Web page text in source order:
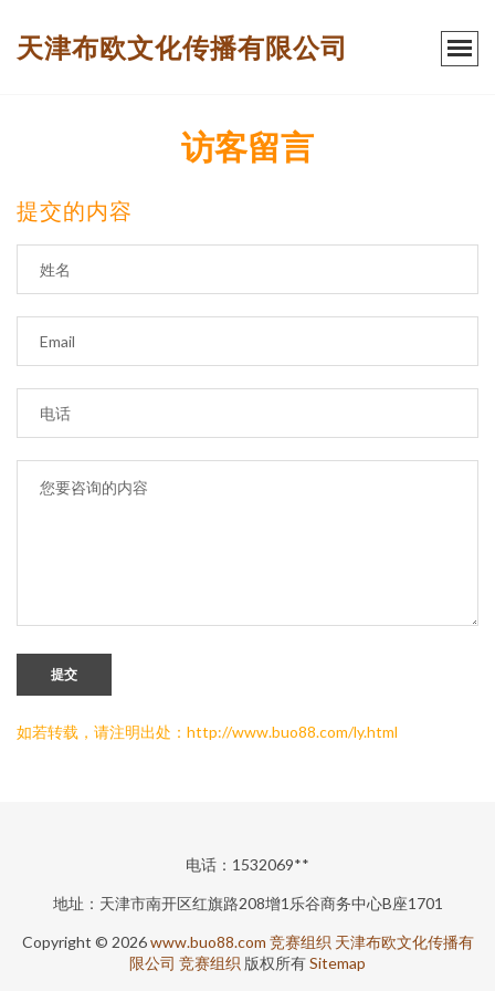
天津布欧文化传播有限公司
访客留言
提交的内容
提交
如若转载，请注明出处：http://www.buo88.com/ly.html
电话：1532069**
地址：天津市南开区红旗路208增1乐谷商务中心B座1701
Copyright © 2026www.buo88.com 竞赛组织 天津布欧文化传播有
限公司 竞赛组织 版权所有Sitemap